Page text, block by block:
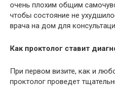
очень плохим общим
чтобы состояние не
врача на дом для
Как проктолог ставит
При первом визите, как и
проктолог проведет